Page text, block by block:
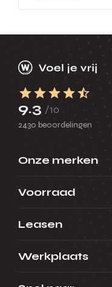
9.3 /10
2430 beoordelingen
Onze merken
Voorraad
Leasen
Werkplaats